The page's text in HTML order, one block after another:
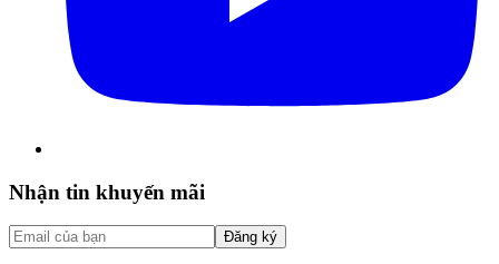
Nhận tin khuyến mãi
Đăng ký